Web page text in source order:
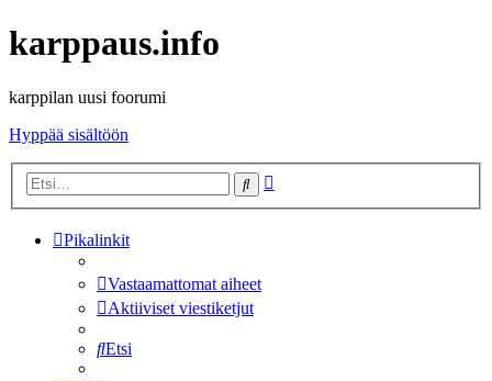
karppaus.info
karppilan uusi foorumi
Hyppää sisältöön
Etsi
Pikalinkit
Vastaamattomat aiheet
Aktiiviset viestiketjut
Etsi